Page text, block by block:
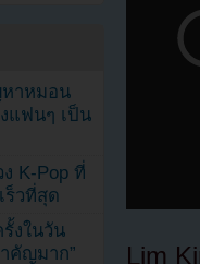
Lim
หาหมอน
แฟนๆ เป็น
K-Pop ที่
ร็วที่สุด
งในวัน
คัญมาก”